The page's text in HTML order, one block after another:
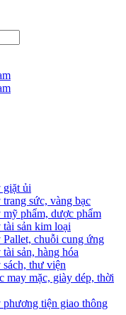
giặt ủi
sức, vàng bạc
phẩm, dược phẩm
sản kim loại
chuỗi cung ứng
sản, hàng hóa
thư viện
may mặc, giày dép, thời
tiện giao thông